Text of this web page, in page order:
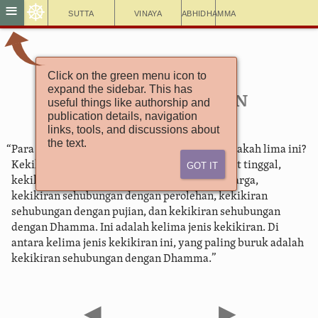
Sutta Vinaya Abhidhamma
≡ ☸
Click on the green menu icon to
expand the sidebar. This has
useful things like authorship and
publication details, navigation
links, tools, and discussions about
the text.
Got It
Aṅguttara Nikāya
5.254. Kekikiran
“Para bhikkhu, ada lima jenis kekikiran ini. Apakah lima ini?
Kekikiran sehubungan dengan tempat-tempat tinggal,
kekikiran sehubungan dengan keluarga-keluarga,
kekikiran sehubungan dengan perolehan, kekikiran
sehubungan dengan pujian, dan kekikiran sehubungan
dengan Dhamma. Ini adalah kelima jenis kekikiran. Di
antara kelima jenis kekikiran ini, yang paling buruk adalah
kekikiran sehubungan dengan Dhamma.”